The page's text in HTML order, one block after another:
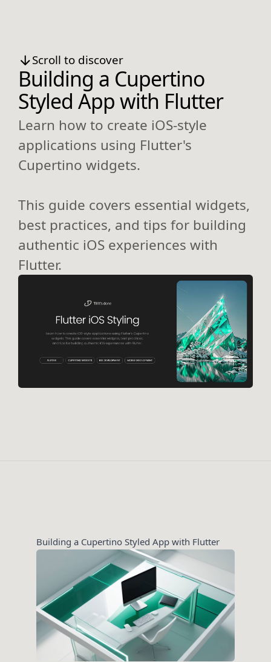
Scroll to discover
Building a Cupertino
Styled App with Flutter
Learn how to create iOS-style
applications using Flutter's
Cupertino widgets.
This guide covers essential widgets,
best practices, and tips for building
authentic iOS experiences with
Flutter.
Building a Cupertino Styled App with Flutter